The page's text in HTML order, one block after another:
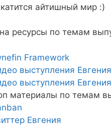
айтишный мир :)
ресурсы по темам
Framework
выступления
выступления
материалы по темам
Евгения